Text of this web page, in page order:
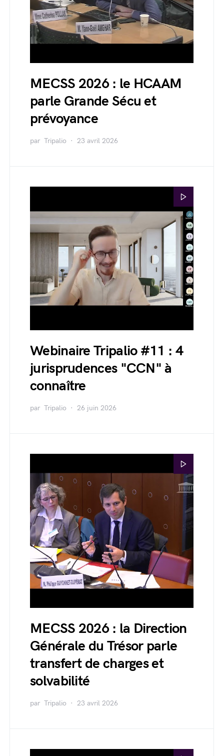
MECSS 2026 : le HCAAM
parle Grande Sécu et
prévoyance
par Tripalio 23 avril 2026
Webinaire Tripalio #11 : 4
jurisprudences "CCN" à
connaître
par Tripalio 26 juin 2026
MECSS 2026 : la Direction
Générale du Trésor parle
transfert de charges et
solvabilité
par Tripalio 23 avril 2026